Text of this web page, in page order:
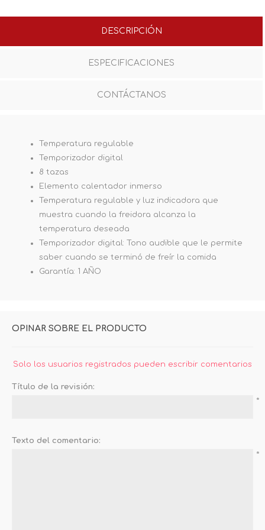
DESCRIPCIÓN
ESPECIFICACIONES
CONTÁCTANOS
Temperatura regulable
Temporizador digital
8 tazas
Elemento calentador inmerso
Temperatura regulable y luz indicadora que
muestra cuando la freidora alcanza la
temperatura deseada
Temporizador digital: Tono audible que le permite
saber cuando se terminó de freír la comida
Garantía: 1 AÑO
OPINAR SOBRE EL PRODUCTO
Solo los usuarios registrados pueden escribir comentarios
Título de la revisión:
*
Texto del comentario:
*